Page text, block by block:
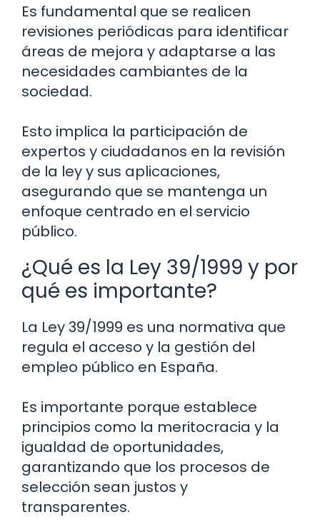
Es fundamental que se realicen
revisiones periódicas para identificar
áreas de mejora y adaptarse a las
necesidades cambiantes de la
sociedad.
Esto implica la participación de
expertos y ciudadanos en la revisión
de la ley y sus aplicaciones,
asegurando que se mantenga un
enfoque centrado en el servicio
público.
¿Qué es la Ley 39/1999 y por
qué es importante?
La Ley 39/1999 es una normativa que
regula el acceso y la gestión del
empleo público en España.
Es importante porque establece
principios como la meritocracia y la
igualdad de oportunidades,
garantizando que los procesos de
selección sean justos y
transparentes.